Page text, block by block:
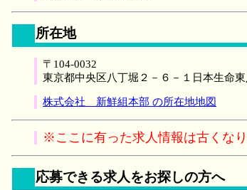
所在地
〒104-0032
東京都中央区八丁堀２－６－１日本生命東
株式会社 新鮮組本部 の所在地地図
※ここに有った求人情報は古くな
応募できる求人をお探しの方へ